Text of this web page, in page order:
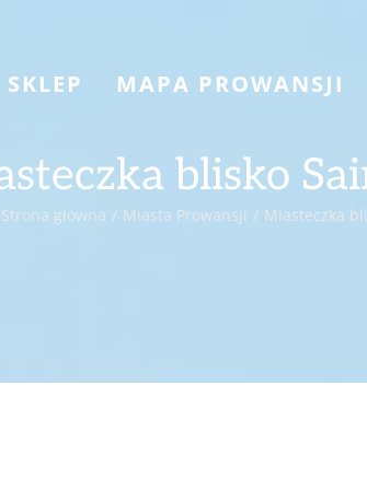
SKLEP MAPA PROWANSJI
blisko
Strona główna Miasta Prowansji Miasteczka